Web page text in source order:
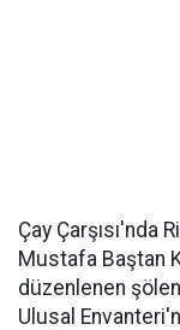
Çay Çarşısı'nda
Mustafa Baştan
düzenlenen
Ulusal